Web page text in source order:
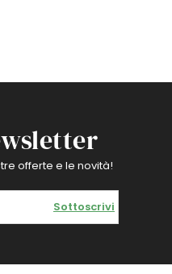
offerte e le novità!
Sottoscrivi